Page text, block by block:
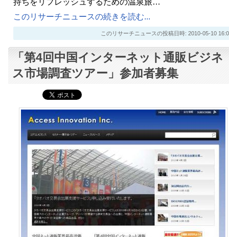
このリサーチニュースの続きを読む...
このリサーチニュースの投稿日時: 2010-05-10
「第4回中国インターネット通販ビジネ
ス市場調査ツアー」参加者募集